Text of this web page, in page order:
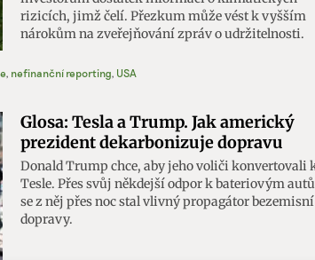
rizicích, jimž čelí. Přezkum může vést k vyšším
nárokům na zveřejňování zpráv o udržitelnosti.
, nefinanční reporting, USA
Glosa: Tesla a Trump. Jak americký
prezident dekarbonizuje dopravu
Donald Trump chce, aby jeho voliči konvertovali
Tesle. Přes svůj někdejší odpor k bateriovým
se z něj přes noc stal vlivný propagátor bezemisní
dopravy.